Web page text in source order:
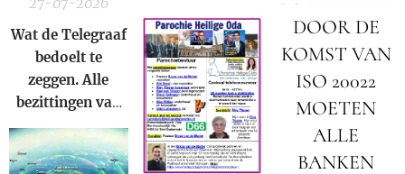
Wat de Telegraaf
bedoelt te
zeggen. Alle
bezittingen van
Prins Bernhard
(Jr.) zijn in
beslag genomen
moeten
verkondigen als
onderdeel van
hun satanische
geloof:
"Nederland is
een republiek
binnen onze
huidige
DOOR DE
KOMST VAN
ISO 20022
MOETEN
ALLE
BANKEN